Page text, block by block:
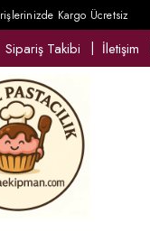
Kargo Ücretsiz
Sipariş Takibi İletişim